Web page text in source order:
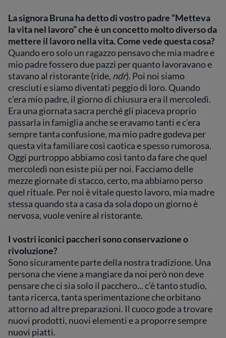
La signora Bruna ha detto di vostro padre “Metteva
la vita nel lavoro” che è un concetto molto diverso da
mettere il lavoro nella vita. Come vede questa cosa?
Quando ero solo un ragazzo pensavo che mia madre e
mio padre fossero due pazzi per quanto lavoravano e
stavano al ristorante (ride, ndr). Poi noi siamo
cresciuti e siamo diventati peggio di loro. Quando
c’era mio padre, il giorno di chiusura era il mercoledì.
Era una giornata sacra perché gli piaceva proprio
passarla in famiglia anche se eravamo tanti e c’era
sempre tanta confusione, ma mio padre godeva per
questa vita familiare così caotica e spesso rumorosa.
Oggi purtroppo abbiamo così tanto da fare che quel
mercoledì non esiste più per noi. Facciamo delle
mezze giornate di stacco, certo, ma abbiamo perso
quel rituale. Per noi è vitale questo lavoro, mia madre
stessa quando sta a casa da sola dopo un giorno è
nervosa, vuole venire al ristorante.
I vostri iconici paccheri sono conservazione o
rivoluzione?
Sono sicuramente parte della nostra tradizione. Una
persona che viene a mangiare da noi però non deve
pensare che ci sia solo il pacchero... c’è tanto studio,
tanta ricerca, tanta sperimentazione che orbitano
attorno ad altre preparazioni. Il cuoco gode a trovare
nuovi prodotti, nuovi elementi e a proporre sempre
nuovi piatti.